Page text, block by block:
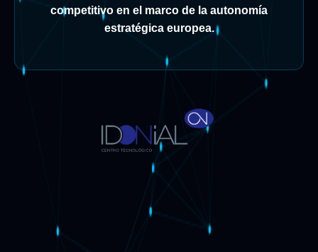
competitivo en el marco de la autonomía
estratégica europea.